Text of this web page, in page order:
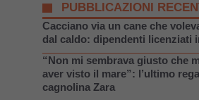
PUBBLICAZIONI
Cacciano via un cane che
dal caldo: dipendenti licenziati
“Non mi sembrava giusto che
aver visto il mare”: l’ultimo
cagnolina Zara